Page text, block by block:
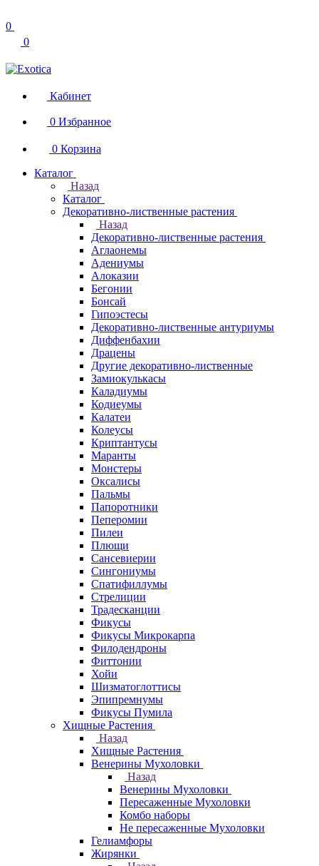
0
0
Кабинет
0 Избранное
0 Корзина
Каталог
Назад
Каталог
Декоративно-лиственные растения
Назад
Декоративно-лиственные растения
Аглаонемы
Адениумы
Алоказии
Бегонии
Бонсай
Гипоэстесы
Декоративно-лиственные антуриумы
Диффенбахии
Драцены
Другие декоративно-лиственные
Замиокулькасы
Каладиумы
Кодиеумы
Калатеи
Колеусы
Криптантусы
Маранты
Монстеры
Оксалисы
Пальмы
Папоротники
Пеперомии
Пилеи
Плющи
Сансевиерии
Сингониумы
Спатифиллумы
Стрелиции
Традесканции
Фикусы
Фикусы Микрокарпа
Филодендроны
Фиттонии
Хойи
Шизматоглоттисы
Эпипремнумы
Фикусы Пумила
Хищные Растения
Назад
Хищные Растения
Венерины Мухоловки
Назад
Венерины Мухоловки
Пересаженные Мухоловки
Комбо наборы
Не пересаженные Мухоловки
Гелиамфоры
Жирянки